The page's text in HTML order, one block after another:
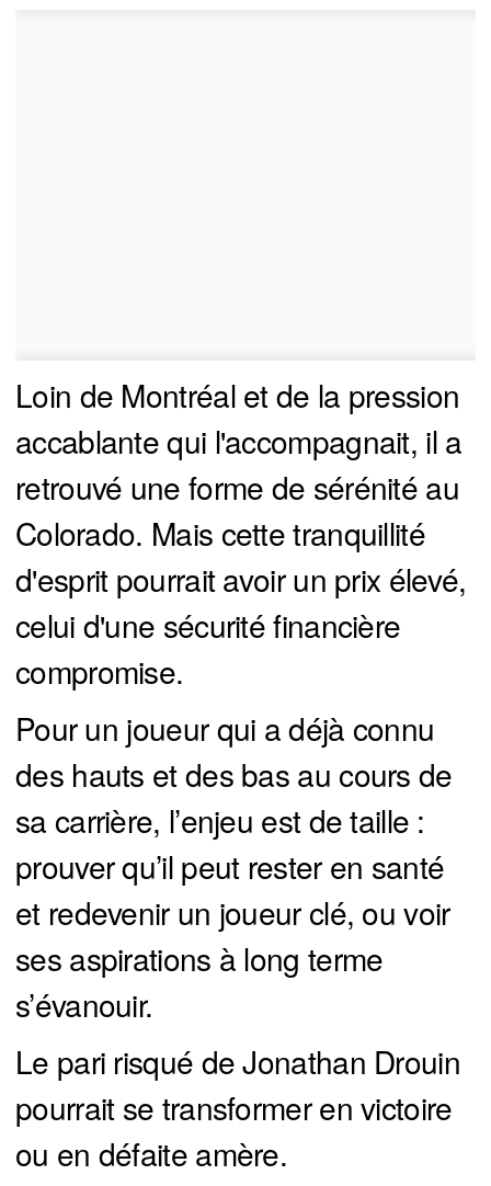
Loin de Montréal et de la pression
accablante qui l'accompagnait, il a
retrouvé une forme de sérénité au
Colorado. Mais cette tranquillité
d'esprit pourrait avoir un prix élevé,
celui d'une sécurité financière
compromise.
Pour un joueur qui a déjà connu
des hauts et des bas au cours de
sa carrière, l’enjeu est de taille :
prouver qu’il peut rester en santé
et redevenir un joueur clé, ou voir
ses aspirations à long terme
s’évanouir.
Le pari risqué de Jonathan Drouin
pourrait se transformer en victoire
ou en défaite amère.